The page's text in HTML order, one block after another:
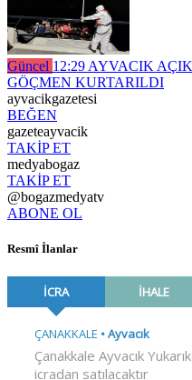
Güncel 12:29 AYVACIK
GÖÇMEN KURTARILDI
ayvacikgazetesi
BEĞEN
gazeteayvacik
TAKİP ET
medyabogaz
TAKİP ET
@bogazmedyatv
ABONE OL
Resmî İlanlar